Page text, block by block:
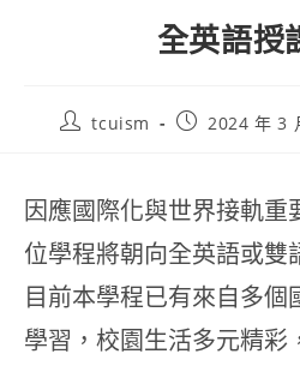
全英語授
tcuism 2024 年 3
因應國際化與世界接軌重
位學程將朝向全英語或雙
目前本學程已有來自多個
學習，校園生活多元精彩